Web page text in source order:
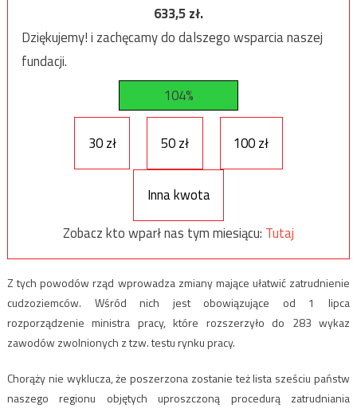
633,5zł.
Dziękujemy! i zachęcamy do dalszego wsparcia naszej
fundacji.
104%
30 zł 50 zł 100 zł
Inna kwota
Zobacz kto wparł nas tym miesiącu: Tutaj
Z tych powodów rząd wprowadza zmiany mające ułatwić zatrudnienie
cudzoziemców. Wśród nich jest obowiązujące od 1 lipca
rozporządzenie ministra pracy, które rozszerzyło do 283 wykaz
zawodów zwolnionych z tzw. testu rynku pracy.
Chorąży nie wyklucza, że poszerzona zostanie też lista sześciu państw
naszego regionu objętych uproszczoną procedurą zatrudniania